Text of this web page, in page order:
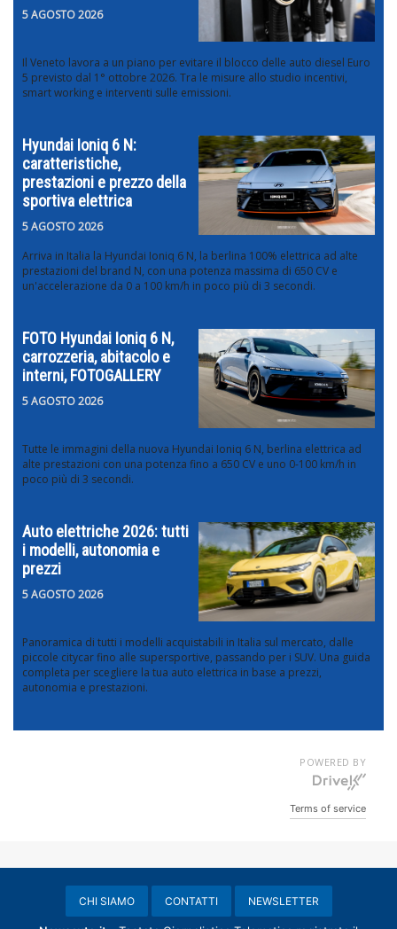
5 AGOSTO 2026
Il Veneto lavora a un piano per evitare il blocco delle auto diesel Euro
5 previsto dal 1° ottobre 2026. Tra le misure allo studio incentivi,
smart working e interventi sulle emissioni.
Hyundai Ioniq 6 N:
caratteristiche,
prestazioni e prezzo della
sportiva elettrica
5 AGOSTO 2026
Arriva in Italia la Hyundai Ioniq 6 N, la berlina 100% elettrica ad alte
prestazioni del brand N, con una potenza massima di 650 CV e
un'accelerazione da 0 a 100 km/h in poco più di 3 secondi.
FOTO Hyundai Ioniq 6 N,
carrozzeria, abitacolo e
interni, FOTOGALLERY
5 AGOSTO 2026
Tutte le immagini della nuova Hyundai Ioniq 6 N, berlina elettrica ad
alte prestazioni con una potenza fino a 650 CV e uno 0-100 km/h in
poco più di 3 secondi.
Auto elettriche 2026: tutti
i modelli, autonomia e
prezzi
5 AGOSTO 2026
Panoramica di tutti i modelli acquistabili in Italia sul mercato, dalle
piccole citycar fino alle supersportive, passando per i SUV. Una guida
completa per scegliere la tua auto elettrica in base a prezzi,
autonomia e prestazioni.
POWERED BY
Terms of service
CHI SIAMO CONTATTI NEWSLETTER